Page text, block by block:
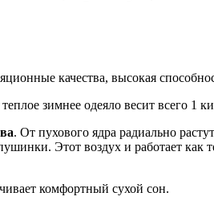
качества, высокая
зимнее одеяло весит всего 1
. От пухового ядра радиально
Этот воздух и работает
комфортный сухой сон.